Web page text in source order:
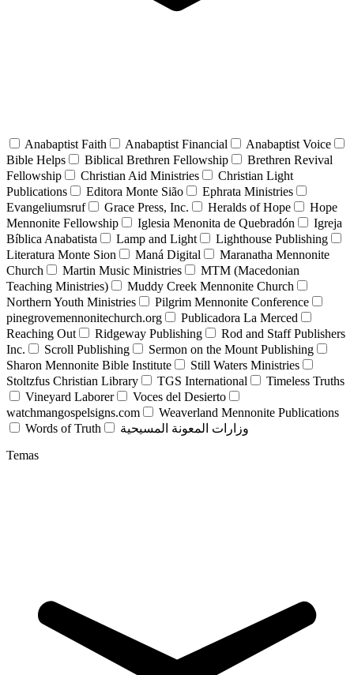
Anabaptist Faith Anabaptist Financial
Anabaptist Voice
Bible Helps
Biblical Brethren Fellowship
Brethren Revival
Fellowship
Christian Aid Ministries
Christian Light
Publications
Editora Monte Sião
Ephrata Ministries
Evangeliumsruf
Grace Press, Inc. Heralds of Hope
Hope
Mennonite Fellowship
Iglesia Menonita de Quebradón
Igreja
Bíblica Anabatista
Lamp and Light
Lighthouse Publishing
Literatura Monte Sion
Maná Digital
Maranatha Mennonite
Church
Martin Music Ministries
MTM (Macedonian
Teaching Ministries)
Muddy Creek Mennonite Church
Northern Youth Ministries
Pilgrim Mennonite Conference
pinegrovemennonitechurch.org
Publicadora La Merced
Reaching Out
Ridgeway Publishing
Rod and Staff Publishers
Inc.
Scroll Publishing
Sermon on the Mount Publishing
Sharon Mennonite Bible Institute
Still Waters Ministries
Stoltzfus Christian Library
TGS International
Timeless Truths
Vineyard Laborer
Voces del Desierto
watchmangospelsigns.com
Weaverland Mennonite Publications
Words of Truth
وزارات المعونة المسيحية
Temas